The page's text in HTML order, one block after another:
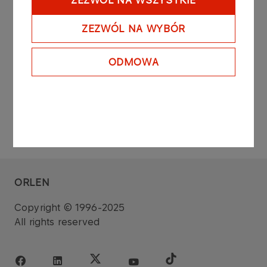
ZEZWÓL NA WYBÓR
ODMOWA
concluded during common stock exchange
session on the regulated market on the Warsaw
Stock Exchange.
ORLEN
Copyright © 1996-2025
All rights reserved